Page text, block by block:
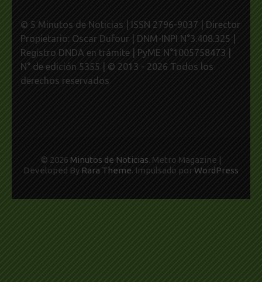
© 5 Minutos de Noticias | ISSN 2796-9037 | Director
Propietario: Oscar Dufour | DNM-INPI N°3.408.325 |
Registro DNDA en trámite | PyME N°1005758473 |
N° de edición 5355 | © 2013 - 2026 Todos los
derechos reservados
© 2026 Minutos de Noticias. Metro Magazine |
Developed By Rara Theme. Impulsado porWordPress